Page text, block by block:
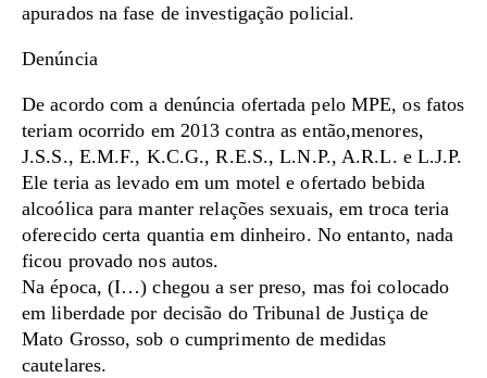
apurados na fase de investigação policial.
Denúncia
De acordo com a denúncia ofertada pelo MPE, os fatos
teriam ocorrido em 2013 contra as então,menores,
J.S.S., E.M.F., K.C.G., R.E.S., L.N.P., A.R.L. e L.J.P.
Ele teria as levado em um motel e ofertado bebida
alcoólica para manter relações sexuais, em troca teria
oferecido certa quantia em dinheiro. No entanto, nada
ficou provado nos autos.
Na época, (I…) chegou a ser preso, mas foi colocado
em liberdade por decisão do Tribunal de Justiça de
Mato Grosso, sob o cumprimento de medidas
cautelares.